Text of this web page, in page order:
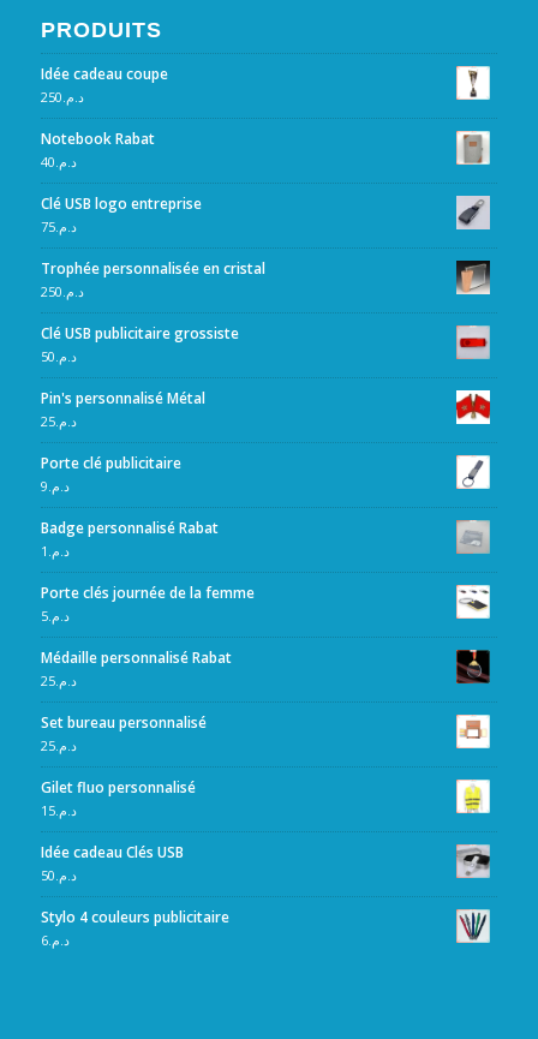
PRODUITS
Idée cadeau coupe
د.م. 250
Notebook Rabat
د.م. 40
Clé USB logo entreprise
د.م.75
Trophée personnalisée en cristal
د.م. 250
Clé USB publicitaire grossiste
د.م. 50
Pin's personnalisé Métal
د.م.25
Porte clé publicitaire
د.م. 9
Badge personnalisé Rabat
د.م. 1
Porte clés journée de la femme
د.م.5
Médaille personnalisé Rabat
د.م.25
Set bureau personnalisé
د.م.25
Gilet fluo personnalisé
د.م.15
Idée cadeau Clés USB
د.م. 50
Stylo 4 couleurs publicitaire
د.م.6